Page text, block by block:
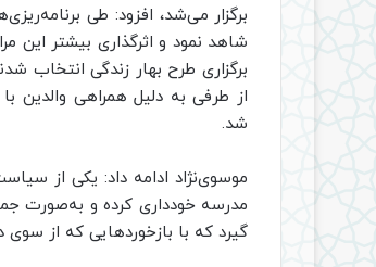
برگزار می‌شد، افزود: طی
شاهد نمود و اثرگذاری بیشتر این
برگزاری طرح بهار زندگی انتخاب
از طرفی به دلیل همراهی والدین
شد.
موسوی‌نژاد ادامه داد: یکی از
مدرسه خودداری کرده و به‌صورت
گیرد که با بازخوردهایی که از